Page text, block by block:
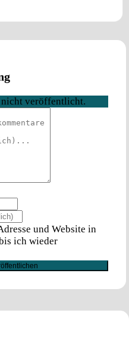
veröffentlicht.
und Website in
ich wieder